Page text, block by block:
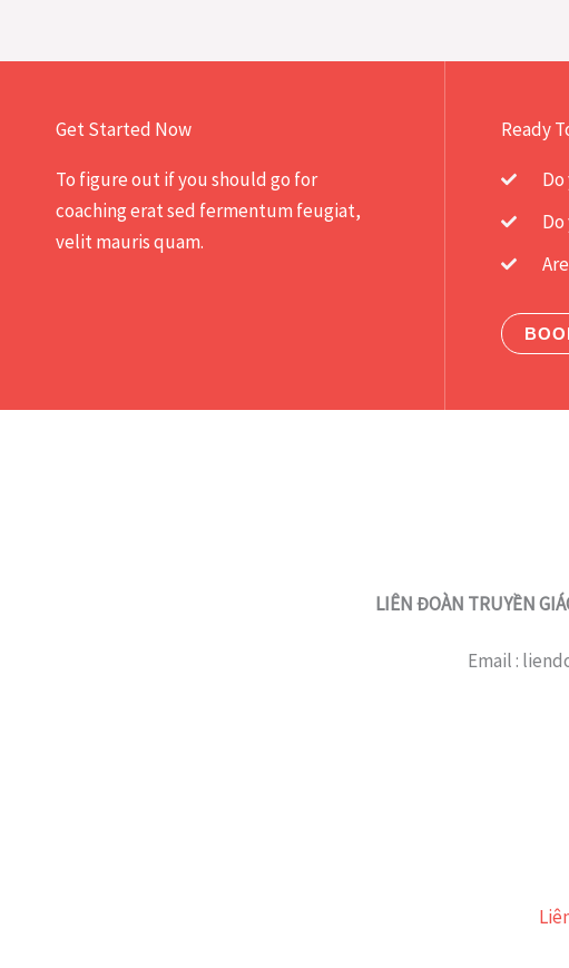
Get Started Now
To figure out if you should go for
coaching erat sed fermentum feugiat,
velit mauris quam.
Ready
LIÊN ĐOÀN TRUYỀN
Email :